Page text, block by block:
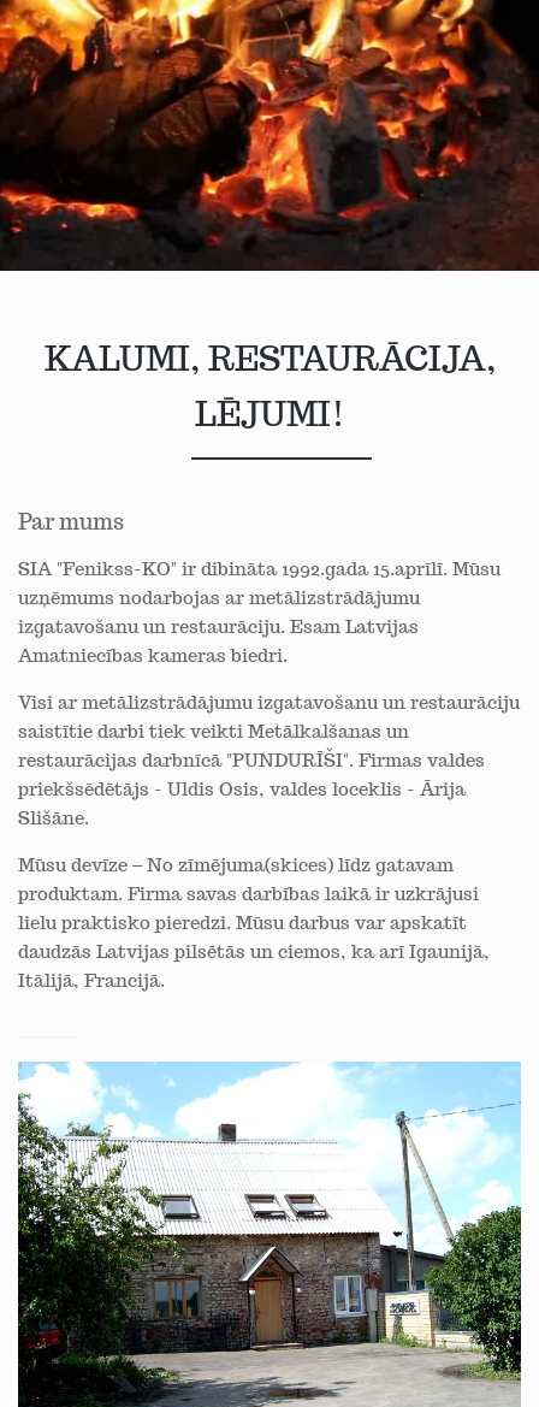
KALUMI, RESTAURĀCIJA,
LĒJUMI!
Par mums
SIA "Fenikss-KO" ir dibināta 1992.gada 15.aprīlī. Mūsu
uzņēmums nodarbojas ar metālizstrādājumu
izgatavošanu un restaurāciju. Esam Latvijas
Amatniecības kameras biedri.
Visi ar metālizstrādājumu izgatavošanu un restaurāciju
saistītie darbi tiek veikti Metālkalšanas un
restaurācijas darbnīcā "PUNDURĪŠI". Firmas valdes
priekšsēdētājs - Uldis Osis, valdes loceklis - Ārija
Slišāne.
Mūsu devīze – No zīmējuma(skices) līdz gatavam
produktam. Firma savas darbības laikā ir uzkrājusi
lielu praktisko pieredzi. Mūsu darbus var apskatīt
daudzās Latvijas pilsētās un ciemos, ka arī Igaunijā,
Itālijā, Francijā.